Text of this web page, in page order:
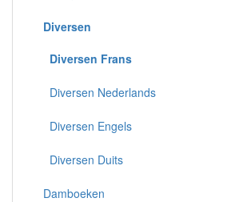
Diversen
Diversen Frans
Diversen Nederlands
Diversen Engels
Diversen Duits
Damboeken